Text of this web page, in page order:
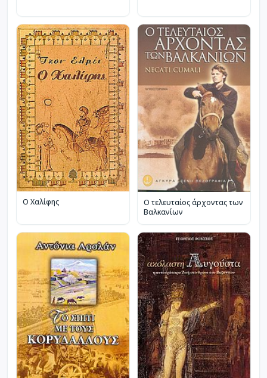
Ο Χαλίφης
Ο τελευταίος άρχοντας των
Βαλκανίων